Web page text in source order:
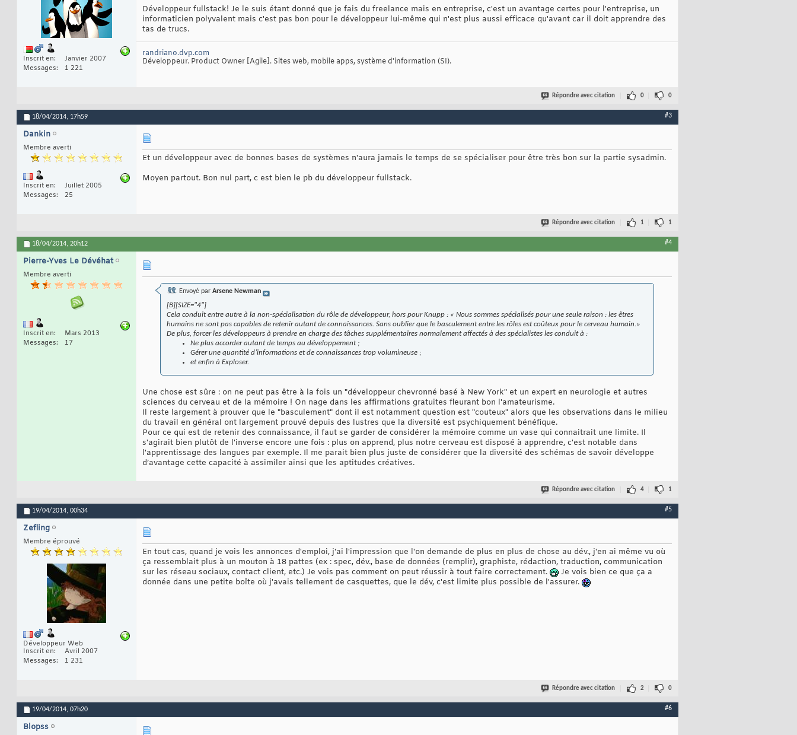
Inscrit en
Janvier 2007
Messages
1 221
Développeur fullstack! Je le suis étant donné que je fais du freelance mais en entreprise, c'est un avantage certes pour l'entreprise, un
informaticien polyvalent mais c'est pas bon pour le développeur lui-même qui n'est plus aussi efficace qu'avant car il doit apprendre des
tas de trucs.
randriano.dvp.com
Développeur. Product Owner [Agile]. Sites web, mobile apps, système d'information (SI).
Répondre avec citation 0 0
18/04/2014, 17h59 #3
Dankin
Membre averti
Inscrit en
Juillet 2005
Messages
25
Et un développeur avec de bonnes bases de systèmes n'aura jamais le temps de se spécialiser pour être très bon sur la partie sysadmin.
Moyen partout. Bon nul part, c est bien le pb du développeur fullstack.
Répondre avec citation 1 1
18/04/2014, 20h12 #4
Pierre-Yves Le Dévéhat
Membre averti
Inscrit en
Mars 2013
Messages
17
Envoyé par Arsene Newman
[B][SIZE="4"]
Cela conduit entre autre à la non-spécialisation du rôle de développeur, hors pour Knupp : « Nous sommes spécialisés pour une seule raison : les êtres
humains ne sont pas capables de retenir autant de connaissances. Sans oublier que le basculement entre les rôles est coûteux pour le cerveau humain.»
De plus, forcer les développeurs à prendre en charge des tâches supplémentaires normalement affectés à des spécialistes les conduit à :
Ne plus accorder autant de temps au développement ;
Gérer une quantité d’informations et de connaissances trop volumineuse ;
et enfin à Exploser.
Une chose est sûre : on ne peut pas être à la fois un "développeur chevronné basé à New York" et un expert en neurologie et autres
sciences du cerveau et de la mémoire ! On nage dans les affirmations gratuites fleurant bon l'amateurisme.
Il reste largement à prouver que le "basculement" dont il est notamment question est "couteux" alors que les observations dans le milieu
du travail en général ont largement prouvé depuis des lustres que la diversité est psychiquement bénéfique.
Pour ce qui est de retenir des connaissance, il faut se garder de considérer la mémoire comme un vase qui connaitrait une limite. Il
s'agirait bien plutôt de l'inverse encore une fois : plus on apprend, plus notre cerveau est disposé à apprendre, c'est notable dans
l'apprentissage des langues par exemple. Il me parait bien plus juste de considérer que la diversité des schémas de savoir développe
d’avantage cette capacité à assimiler ainsi que les aptitudes créatives.
Répondre avec citation 4 1
19/04/2014, 00h34 #5
Zefling
Membre éprouvé
Développeur Web
Inscrit en
Avril 2007
Messages
1 231
En tout cas, quand je vois les annonces d'emploi, j'ai l'impression que l'on demande de plus en plus de chose au dév., j'en ai même vu où
ça ressemblait plus à un mouton à 18 pattes (ex : spec, dév., base de données (remplir), graphiste, rédaction, traduction, communication
sur les réseau sociaux, contact client, etc.) Je vois pas comment on peut réussir à tout faire correctement.
Je vois bien ce que ça a
donnée dans une petite boîte où j'avais tellement de casquettes, que le dév, c'est limite plus possible de l'assurer.
Répondre avec citation 2 0
19/04/2014, 07h20 #6
Blopss